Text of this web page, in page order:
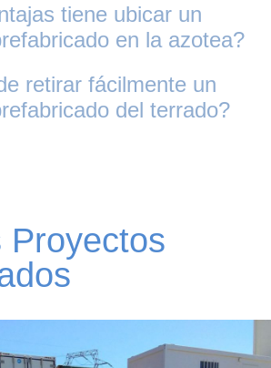
tiene ubicar un
en la azotea?
retirar fácilmente un
del terrado?
Proyectos